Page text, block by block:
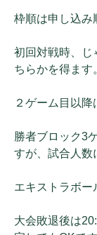
枠順は申し込み
初回対戦時、じ
ちらかを得ます
２ゲーム目以
勝者ブロック3
すが、試合人数
エキストラボー
大会敗退後は